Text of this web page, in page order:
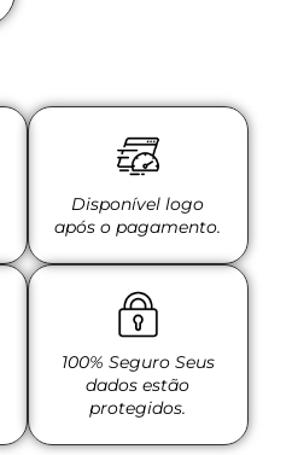
Disponível logo
após o pagamento.
100% Seguro Seus
dados estão
protegidos.